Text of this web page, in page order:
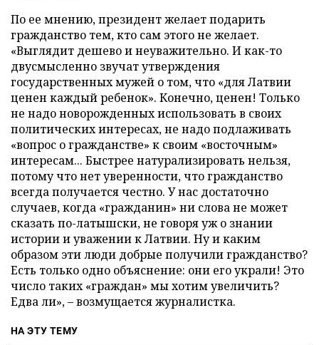
По ее мнению, президент желает подарить
гражданство тем, кто сам этого не желает.
«Выглядит дешево и неуважительно. И как-то
двусмысленно звучат утверждения
государственных мужей о том, что «для Латвии
ценен каждый ребенок». Конечно, ценен! Только
не надо новорожденных использовать в своих
политических интересах, не надо подлаживать
«вопрос о гражданстве» к своим «восточным»
интересам... Быстрее натурализировать нельзя,
потому что нет уверенности, что гражданство
всегда получается честно. У нас достаточно
случаев, когда «гражданин» ни слова не может
сказать по-латышски, не говоря уж о знании
истории и уважении к Латвии. Ну и каким
образом эти люди добрые получили гражданство?
Есть только одно объяснение: они его украли! Это
число таких «граждан» мы хотим увеличить?
Едва ли», – возмущается журналистка.
НА ЭТУ ТЕМУ